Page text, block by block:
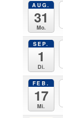
AUG.
31
Mo.
SEP.
1
Di.
FEB.
17
Mi.